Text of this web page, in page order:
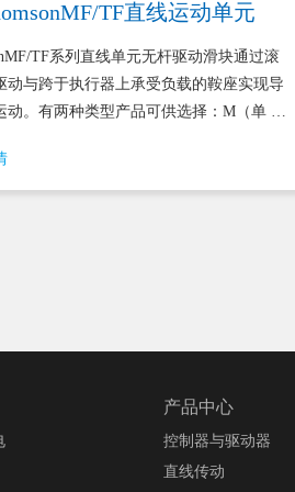
TF直线运动单元
TF系列直线单元无杆驱动滑块通过滚
动与跨于执行器上承受负载的鞍座实现导
动。有两种类型产品可供选择：M（单 …
产品中心
控制器与驱动器
直线传动